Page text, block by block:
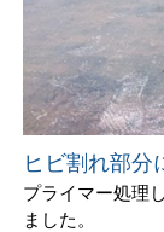
ヒビ割れ部分
プライマー処理
ました。